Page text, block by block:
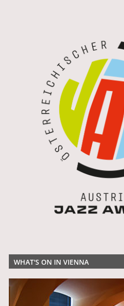
WHAT'S ON IN VIENNA